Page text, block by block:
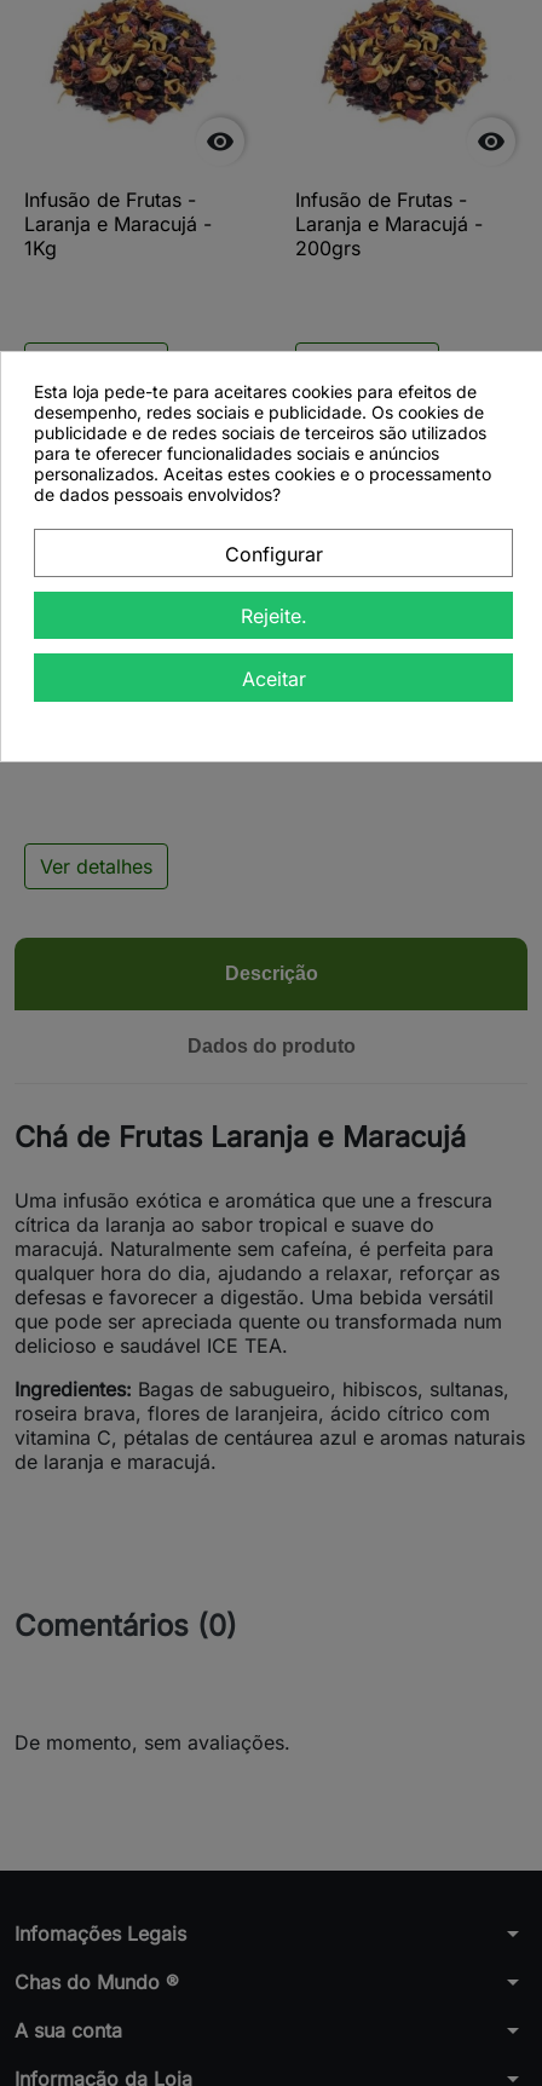

Infusão de Frutas -
Laranja e Maracujá -
1Kg

Infusão de Frutas -
Laranja e Maracujá -
200grs

favorite_border
Infusão de Frutas -
Ver detalhes
Descrição
Dados do produto
Chá de Frutas Laranja e Maracujá
Uma infusão exótica e aromática que une a frescura
cítrica da laranja ao sabor tropical e suave do
maracujá. Naturalmente sem cafeína, é perfeita para
qualquer hora do dia, ajudando a relaxar, reforçar as
defesas e favorecer a digestão. Uma bebida versátil
que pode ser apreciada quente ou transformada num
delicioso e saudável ICE TEA.
Ingredientes: Bagas de sabugueiro, hibiscos, sultanas,
roseira brava, flores de laranjeira, ácido cítrico com
vitamina C, pétalas de centáurea azul e aromas naturais
de laranja e maracujá.
Comentários (0)
De momento, sem avaliações.
Infomações Legais arrow_drop_down
Chas do Mundo ® arrow_drop_down
A sua conta arrow_drop_down
Informação da Loja arrow_drop_down
Esta loja pede-te para aceitares cookies para efeitos de
desempenho, redes sociais e publicidade. Os cookies de
publicidade e de redes sociais de terceiros são utilizados
para te oferecer funcionalidades sociais e anúncios
personalizados. Aceitas estes cookies e o processamento
de dados pessoais envolvidos?
Configurar
Rejeite.
Aceitar